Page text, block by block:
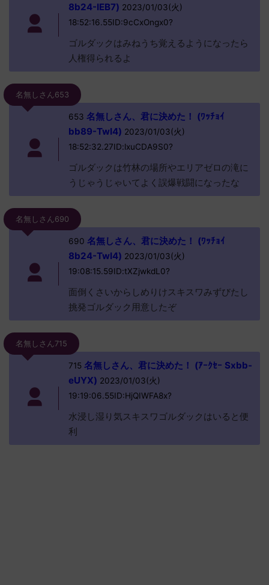
8b24-IEB7) 2023/01/03(火)
18:52:16.55ID:9cCxOngx0?
ゴルダックはみねうち覚えるようになったら
人権得られるよ
名無しさん653
653 名無しさん、君に決めた！ (ﾜｯﾁｮｲ
bb89-TwI4) 2023/01/03(火)
18:52:32.27ID:lxuCDA9S0?
ゴルダックは竹林の場所やエリアゼロの滝に
うじゃうじゃいてよく誤爆戦闘になったな
名無しさん690
690 名無しさん、君に決めた！ (ﾜｯﾁｮｲ
8b24-TwI4) 2023/01/03(火)
19:08:15.59ID:tXZjwkdL0?
面倒くさいからしめりけスキスワみずびたし
挑発ゴルダック用意したぞ
名無しさん715
715名無しさん、君に決めた！ (ｱｰｸｾｰ Sxbb-
eUYX) 2023/01/03(火)
19:19:06.55ID:HjQIWFA8x?
水浸し湿り気スキスワゴルダックはいると便
利